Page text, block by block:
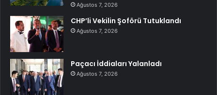
Ağustos 7, 2026
CHP’li Vekilin Şoförü Tutuklandı
Ağustos 7, 2026
Paçacı İddiaları Yalanladı
Ağustos 7, 2026